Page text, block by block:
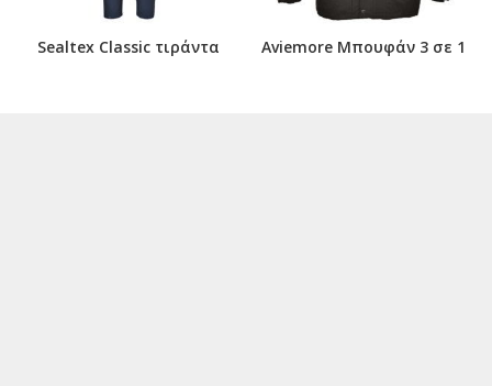
Sealtex Classic τιράντα Aviemore Μπουφάν 3 σε 1